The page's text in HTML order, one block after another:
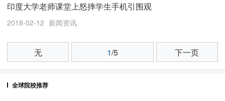
印度大学老师课堂上怒摔学生手机引围观
2018-02-12 新闻资讯
无 1/5 下一页
全球院校推荐